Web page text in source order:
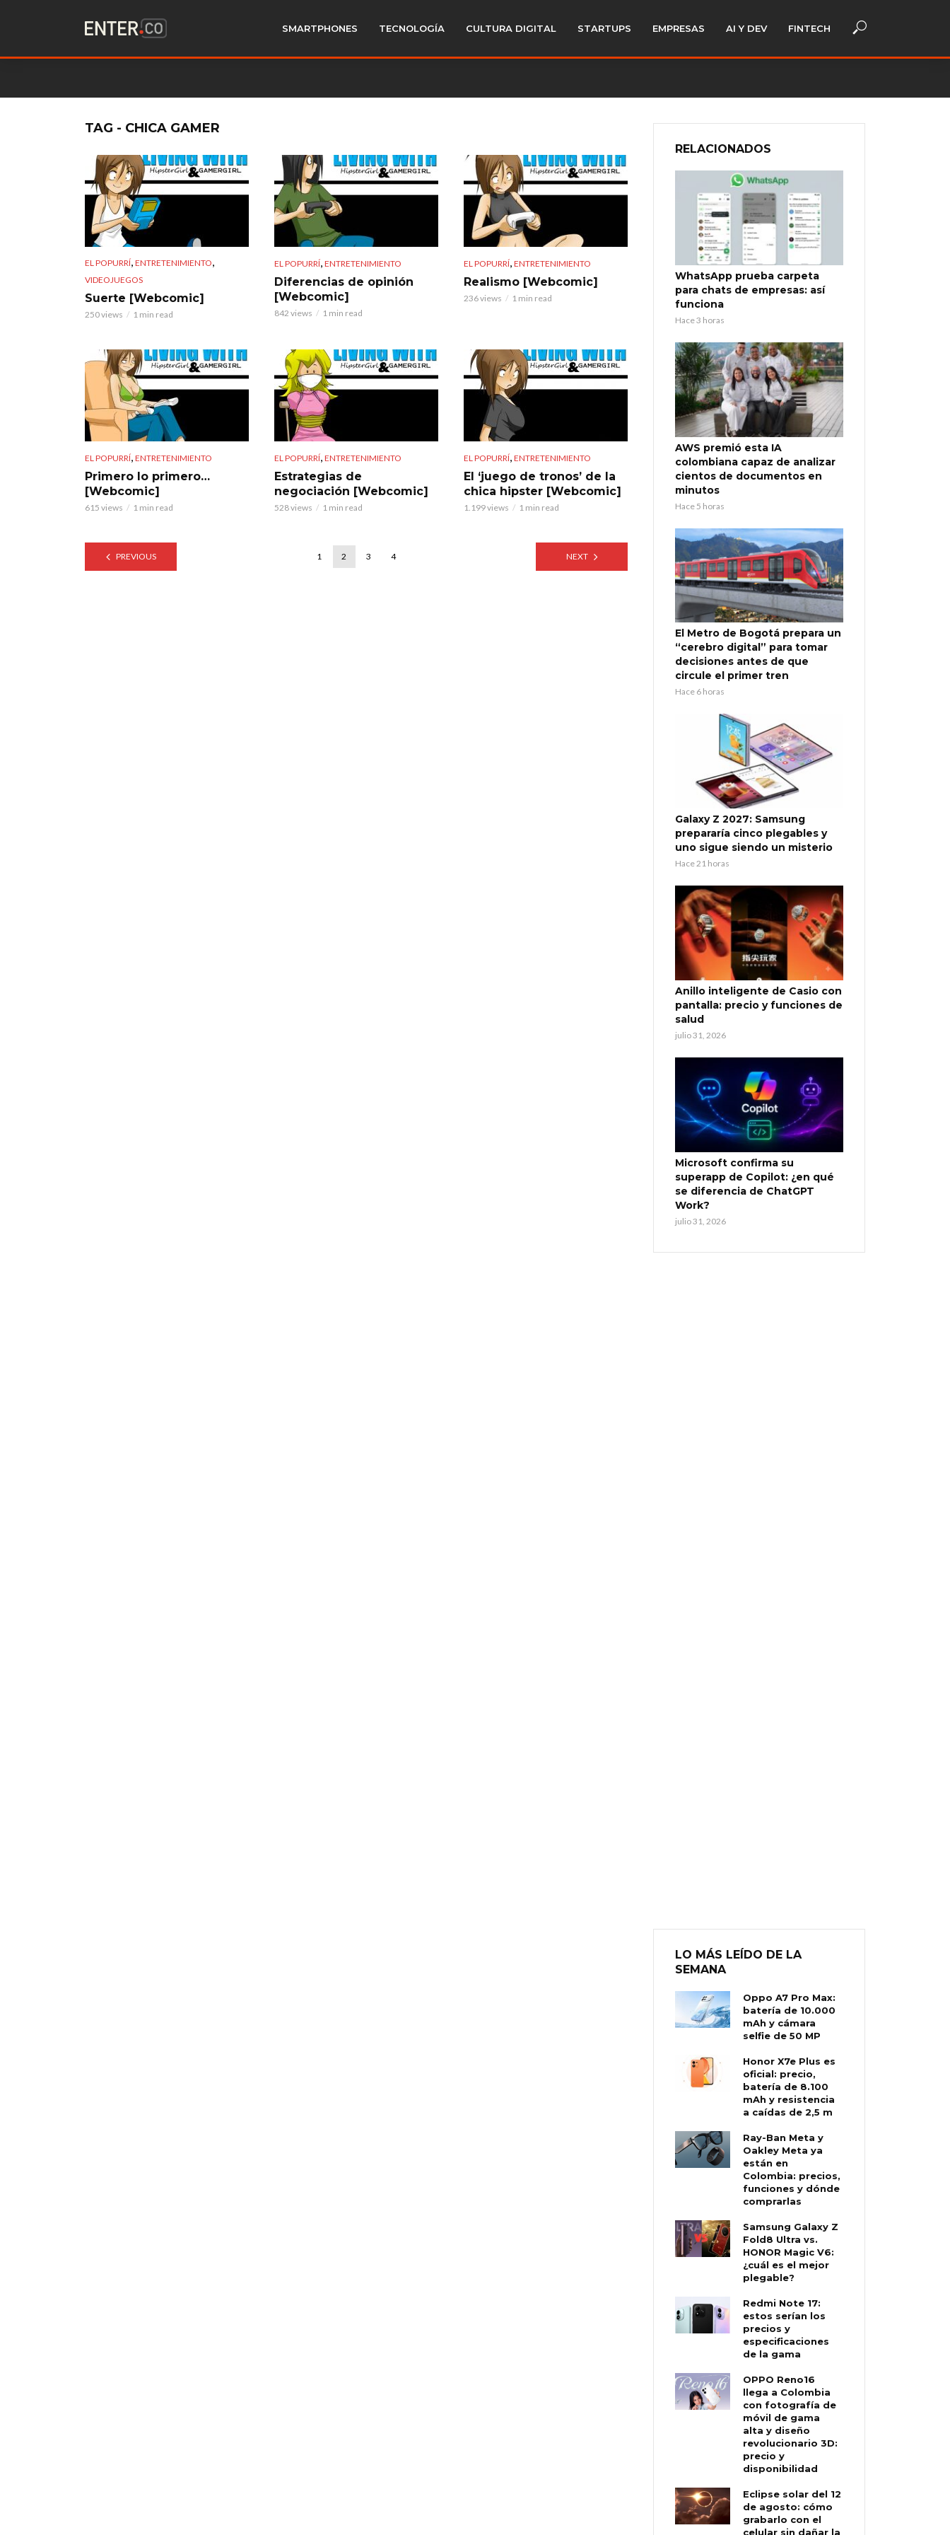
SMARTPHONES TECNOLOGÍA CULTURA DIGITAL STARTUPS EMPRESAS AI Y DEV FINTECH
TAG - CHICA GAMER
EL POPURRÍ, ENTRETENIMIENTO,
VIDEOJUEGOS
Suerte [Webcomic]
250 views 1 min read
EL POPURRÍ, ENTRETENIMIENTO
Diferencias de opinión
[Webcomic]
842 views 1 min read
EL POPURRÍ, ENTRETENIMIENTO
Realismo [Webcomic]
236 views 1 min read
EL POPURRÍ, ENTRETENIMIENTO
Primero lo primero…
[Webcomic]
615 views 1 min read
EL POPURRÍ, ENTRETENIMIENTO
Estrategias de
negociación [Webcomic]
528 views 1 min read
EL POPURRÍ, ENTRETENIMIENTO
El ‘juego de tronos’ de la
chica hipster [Webcomic]
1.199 views 1 min read
PREVIOUS 1 2 3 4 NEXT
RELACIONADOS
WhatsApp prueba carpeta
para chats de empresas: así
funciona
Hace 3 horas
AWS premió esta IA
colombiana capaz de analizar
cientos de documentos en
minutos
Hace 5 horas
El Metro de Bogotá prepara un
“cerebro digital” para tomar
decisiones antes de que
circule el primer tren
Hace 6 horas
Galaxy Z 2027: Samsung
prepararía cinco plegables y
uno sigue siendo un misterio
Hace 21 horas
Anillo inteligente de Casio con
pantalla: precio y funciones de
salud
julio 31, 2026
Microsoft confirma su
superapp de Copilot: ¿en qué
se diferencia de ChatGPT
Work?
julio 31, 2026
LO MÁS LEÍDO DE LA
SEMANA
Oppo A7 Pro Max:
batería de 10.000
mAh y cámara
selfie de 50 MP
Honor X7e Plus es
oficial: precio,
batería de 8.100
mAh y resistencia
a caídas de 2,5 m
Ray-Ban Meta y
Oakley Meta ya
están en
Colombia: precios,
funciones y dónde
comprarlas
Samsung Galaxy Z
Fold8 Ultra vs.
HONOR Magic V6:
¿cuál es el mejor
plegable?
Redmi Note 17:
estos serían los
precios y
especificaciones
de la gama
OPPO Reno16
llega a Colombia
con fotografía de
móvil de gama
alta y diseño
revolucionario 3D:
precio y
disponibilidad
Eclipse solar del 12
de agosto: cómo
grabarlo con el
celular sin dañar la